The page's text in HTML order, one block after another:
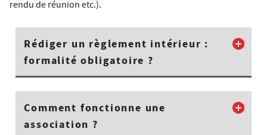
rendu de réunion etc.).
Rédiger un règlement intérieur :
formalité obligatoire ?
Comment fonctionne une
association ?